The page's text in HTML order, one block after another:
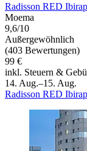
Radisson RED
Moema
9,6/10
Außergewöhnlich
(403 Bewertungen)
99 €
inkl. Steuern &
14. Aug.–15. Aug.
Radisson RED